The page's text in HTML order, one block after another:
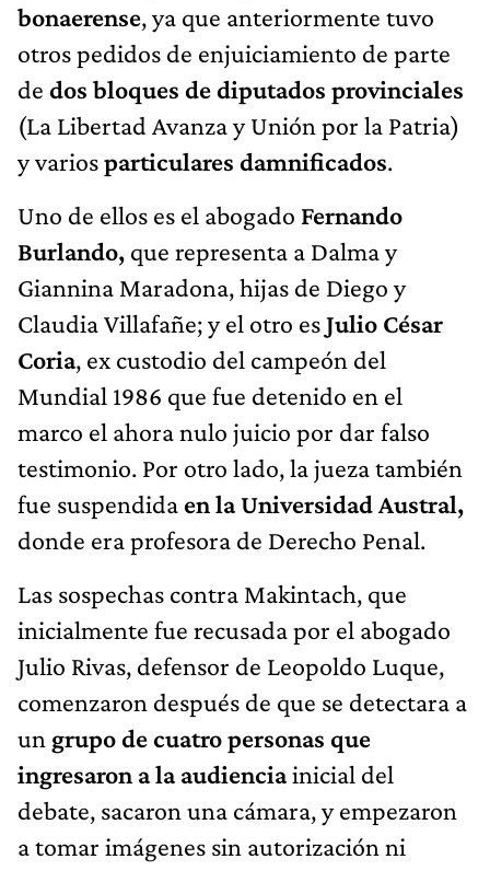
bonaerense, ya que anteriormente tuvo
otros pedidos de enjuiciamiento de parte
de dos bloques de diputados provinciales
(La Libertad Avanza y Unión por la Patria)
y variosparticulares damnificados.
Uno de ellos es el abogado Fernando
Burlando, que representa a Dalma y
Giannina Maradona, hijas de Diego y
Claudia Villafañe; y el otro esJulio César
Coria, ex custodio del campeón del
Mundial 1986 que fue detenido en el
marco el ahora nulo juicio por dar falso
testimonio. Por otro lado, la jueza también
fue suspendida en la Universidad Austral,
donde era profesora de Derecho Penal.
Las sospechas contra Makintach, que
inicialmente fue recusada por el abogado
Julio Rivas, defensor de Leopoldo Luque,
comenzaron después de que se detectara a
un grupo de cuatro personas que
ingresaron a la audienciainicial del
debate, sacaron una cámara, y empezaron
a tomar imágenes sin autorización ni